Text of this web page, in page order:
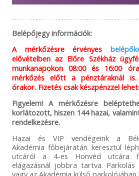
Belépőjegy információk:
A mérkőzésre érvényes
elővételben az Előre Székház
munkanapokon 08:00 és 16:00
mérkőzés előtt a pénztáraknál is.
órakor. Fizetés csak készpénzzel
Figyelem! A mérkőzésre
korlátozott, hiszen 144 hazai,
rendelkezésre.
Hazai és VIP vendégeink a
Akadémia főbejáratán keresztül
utcáról a 4-es Honvéd utcára
elágazásnál jobbra tartva.
vagy az Akadémia külső parkolójában